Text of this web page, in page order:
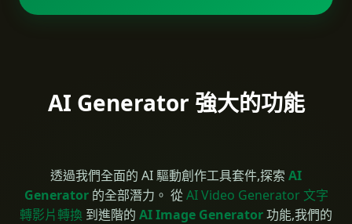
AI Generator 強大的功能
透過我們全面的 AI 驅動創作工具套件,探索 AI
Generator的全部潛力。 從AI Video Generator 文字
轉影片轉換 到進階的 AI Image Generator功能,我們的